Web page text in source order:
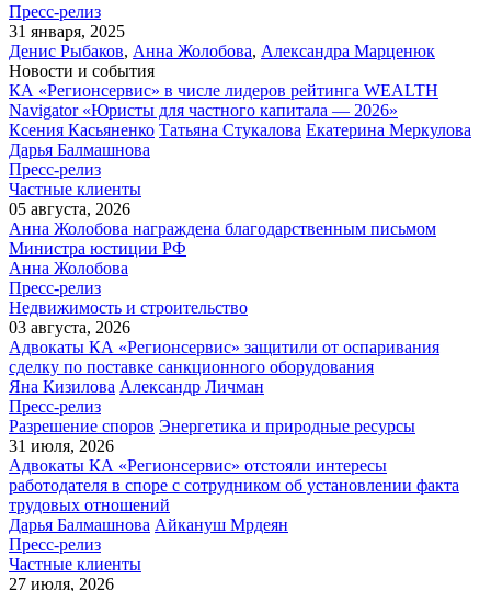
Пресс-релиз
31 января, 2025
Денис Рыбаков, Анна Жолобова, Александра Марценюк
Новости и события
КА «Регионсервис» в числе лидеров рейтинга WEALTH
Navigator «Юристы для частного капитала — 2026»
Ксения Касьяненко Татьяна Стукалова Екатерина Меркулова
Дарья Балмашнова
Пресс-релиз
Частные клиенты
05 августа, 2026
Анна Жолобова награждена благодарственным письмом
Министра юстиции РФ
Анна Жолобова
Пресс-релиз
Недвижимость и строительство
03 августа, 2026
Адвокаты КА «Регионсервис» защитили от оспаривания
сделку по поставке санкционного оборудования
Яна Кизилова Александр Личман
Пресс-релиз
Разрешение споров Энергетика и природные ресурсы
31 июля, 2026
Адвокаты КА «Регионсервис» отстояли интересы
работодателя в споре с сотрудником об установлении факта
трудовых отношений
Дарья Балмашнова Айкануш Мрдеян
Пресс-релиз
Частные клиенты
27 июля, 2026